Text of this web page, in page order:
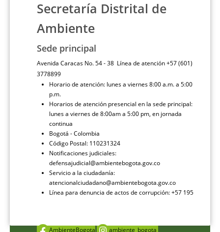
Secretaría Distrital de
Ambiente
Sede principal
Avenida Caracas No. 54 - 38 Línea de atención +57 (601)
3778899
Horario de atención: lunes a viernes 8:00 a.m. a 5:00
p.m.
Horarios de atención presencial en la sede principal:
lunes a viernes de 8:00am a 5:00 pm, en jornada
continua
Bogotá - Colombia
Código Postal: 110231324
Notificaciones judiciales:
defensajudicial@ambientebogota.gov.co
Servicio a la ciudadanía:
atencionalciudadano@ambientebogota.gov.co
Línea para denuncia de actos de corrupción: +57 195
AmbienteBogota ambiente_bogota